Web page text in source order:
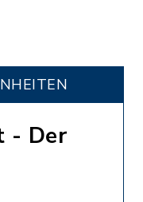
- Der